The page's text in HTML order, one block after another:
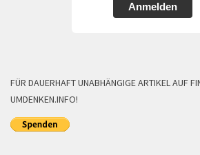
Anmelden
FÜR DAUERHAFT UNABHÄNGIGE ARTIKEL AUF
UMDENKEN.INFO!